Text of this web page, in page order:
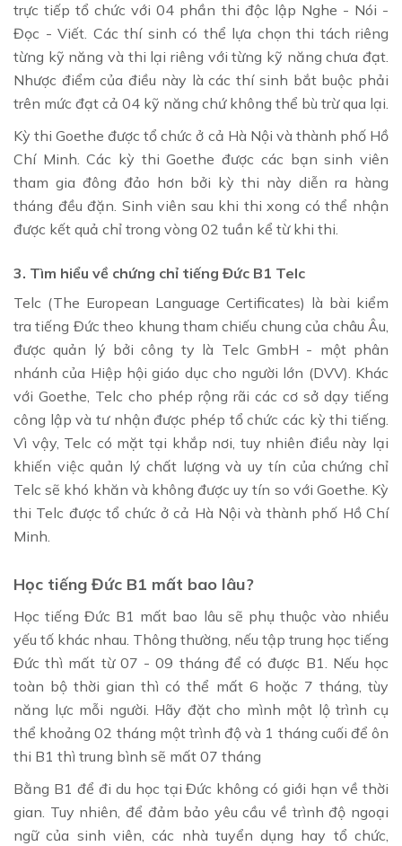
trực tiếp tổ chức với 04 phần thi độc lập Nghe - Nói -
Đọc - Viết. Các thí sinh có thể lựa chọn thi tách riêng
từng kỹ năng và thi lại riêng với từng kỹ năng chưa đạt.
Nhược điểm của điều này là các thí sinh bắt buộc phải
trên mức đạt cả 04 kỹ năng chứ không thể bù trừ qua lại.
Kỳ thi Goethe được tổ chức ở cả Hà Nội và thành phố Hồ
Chí Minh. Các kỳ thi Goethe được các bạn sinh viên
tham gia đông đảo hơn bởi kỳ thi này diễn ra hàng
tháng đều đặn. Sinh viên sau khi thi xong có thể nhận
được kết quả chỉ trong vòng 02 tuần kể từ khi thi.
3. Tìm hiểu về chứng chỉ tiếng Đức B1 Telc
Telc (The European Language Certificates) là bài kiểm
tra tiếng Đức theo khung tham chiếu chung của châu Âu,
được quản lý bởi công ty là Telc GmbH - một phân
nhánh của Hiệp hội giáo dục cho người lớn (DVV). Khác
với Goethe, Telc cho phép rộng rãi các cơ sở dạy tiếng
công lập và tư nhận được phép tổ chức các kỳ thi tiếng.
Vì vậy, Telc có mặt tại khắp nơi, tuy nhiên điều này lại
khiến việc quản lý chất lượng và uy tín của chứng chỉ
Telc sẽ khó khăn và không được uy tín so với Goethe. Kỳ
thi Telc được tổ chức ở cả Hà Nội và thành phố Hồ Chí
Minh.
Học tiếng Đức B1 mất bao lâu?
Học tiếng Đức B1 mất bao lâu sẽ phụ thuộc vào nhiều
yếu tố khác nhau. Thông thường, nếu tập trung học tiếng
Đức thì mất từ 07 - 09 tháng để có được B1. Nếu học
toàn bộ thời gian thì có thể mất 6 hoặc 7 tháng, tùy
năng lực mỗi người. Hãy đặt cho mình một lộ trình cụ
thể khoảng 02 tháng một trình độ và 1 tháng cuối để ôn
thi B1 thì trung bình sẽ mất 07 tháng
Bằng B1 để đi du học tại Đức không có giới hạn về thời
gian. Tuy nhiên, để đảm bảo yêu cầu về trình độ ngoại
ngữ của sinh viên, các nhà tuyển dụng hay tổ chức,